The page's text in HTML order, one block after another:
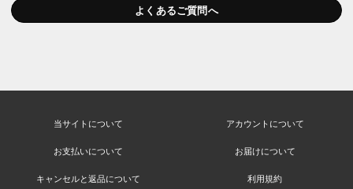
よくあるご質問へ
当サイトについて アカウントについて
お支払いについて お届けについて
キャンセルと返品について 利用規約